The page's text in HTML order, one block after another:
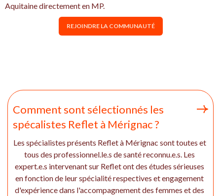
Aquitaine directement en MP.
REJOINDRE LA COMMUNAUTÉ
Comment sont sélectionnés les
spécalistes Reflet à Mérignac ?
Les spécialistes présents Reflet à Mérignac sont toutes et
tous des professionnel.le.s de santé reconnu.e.s. Les
expert.e.s intervenant sur Reflet ont des études sérieuses
en fonction de leur spécialité respectives et engagement
d'expérience dans l'accompagnement des femmes et des